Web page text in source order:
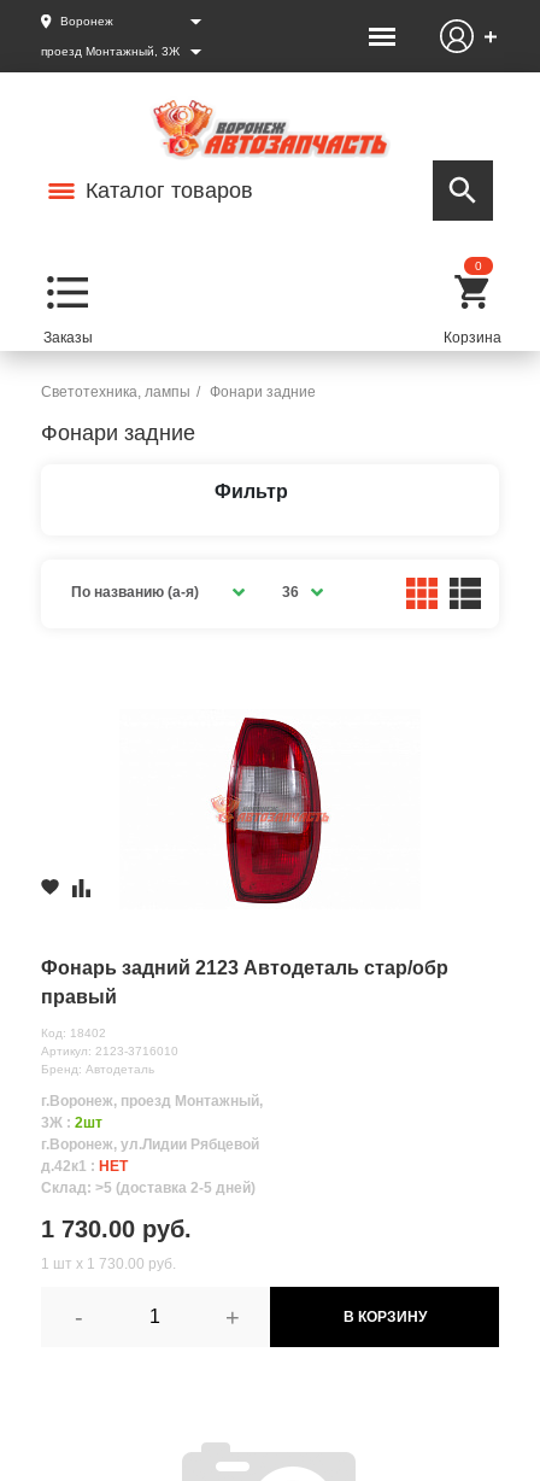
Воронеж
проезд Монтажный, 3Ж
Каталог товаров
0
Светотехника, лампы Фонари задние
Фонари задние
Фильтр
По названию (а-я) 36
Фонарь задний 2123 Автодеталь стар/обр
правый
Код: 18402
Артикул: 2123-3716010
Бренд: Автодеталь
г.Воронеж, проезд Монтажный,
3Ж : 2шт
г.Воронеж, ул.Лидии Рябцевой
д.42к1 : НЕТ
Склад: >5 (доставка 2-5 дней)
1 730.00 руб.
1 шт х 1 730.00 руб.
- + В КОРЗИНУ